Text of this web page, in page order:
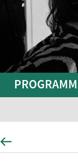
PROGRAMM